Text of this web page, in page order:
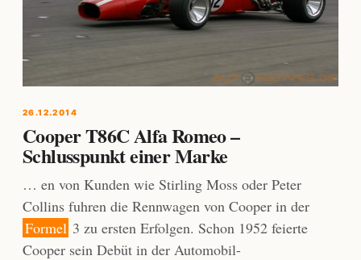
26.12.2014
Cooper T86C Alfa Romeo –
Schlusspunkt einer Marke
… en von Kunden wie Stirling Moss oder Peter
Collins fuhren die Rennwagen von Cooper in der
Formel 3 zu ersten Erfolgen. Schon 1952 feierte
Cooper sein Debüt in der Automobil-